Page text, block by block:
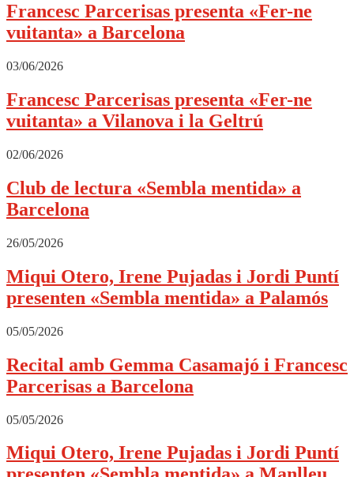
Francesc Parcerisas presenta «Fer-ne
vuitanta» a Barcelona
03/06/2026
Francesc Parcerisas presenta «Fer-ne
vuitanta» a Vilanova i la Geltrú
02/06/2026
Club de lectura «Sembla mentida» a
Barcelona
26/05/2026
Miqui Otero, Irene Pujadas i Jordi Puntí
presenten «Sembla mentida» a Palamós
05/05/2026
Recital amb Gemma Casamajó i Francesc
Parcerisas a Barcelona
05/05/2026
Miqui Otero, Irene Pujadas i Jordi Puntí